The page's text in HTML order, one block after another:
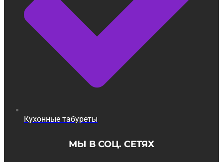
Кухонные табуреты
МЫ В СОЦ. СЕТЯХ